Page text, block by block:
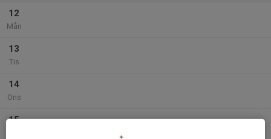
12
Mån
13
Tis
14
Ons
15